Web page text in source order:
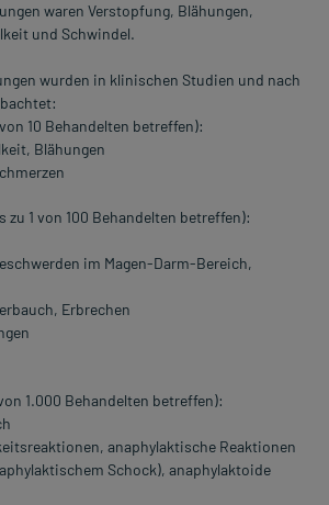
waren Verstopfung, Blähungen,
und Schwindel.
wurden in klinischen Studien und nach
10 Behandelten betreffen):
Blähungen
zu 1 von 100 Behandelten betreffen):
im Magen-Darm-Bereich,
Erbrechen
1.000 Behandelten betreffen):
anaphylaktische Reaktionen
Schock), anaphylaktoide